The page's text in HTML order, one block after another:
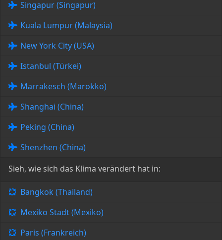
Singapur (Singapur)
Kuala Lumpur (Malaysia)
New York City (USA)
Istanbul (Türkei)
Marrakesch (Marokko)
Shanghai (China)
Peking (China)
Shenzhen (China)
Sieh, wie sich das Klima verändert hat in:
Bangkok (Thailand)
Mexiko Stadt (Mexiko)
Paris (Frankreich)